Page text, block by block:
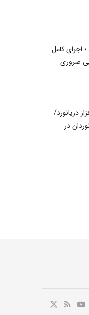
اجرای کامل
ضروری
ایران از ۱۴۴ هزار دریانورد/
در